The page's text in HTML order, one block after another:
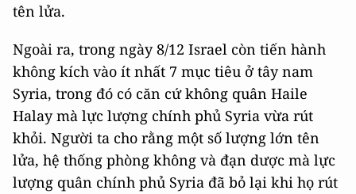
tên lửa.
Ngoài ra, trong ngày 8/12 Israel còn tiến hành
không kích vào ít nhất 7 mục tiêu ở tây nam
Syria, trong đó có căn cứ không quân Haile
Halay mà lực lượng chính phủ Syria vừa rút
khỏi. Người ta cho rằng một số lượng lớn tên
lửa, hệ thống phòng không và đạn dược mà lực
lượng quân chính phủ Syria đã bỏ lại khi họ rút